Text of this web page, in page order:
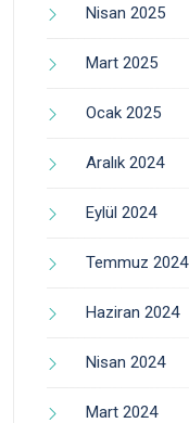
Nisan 2025
Mart 2025
Ocak 2025
Aralık 2024
Eylül 2024
Temmuz 2024
Haziran 2024
Nisan 2024
Mart 2024